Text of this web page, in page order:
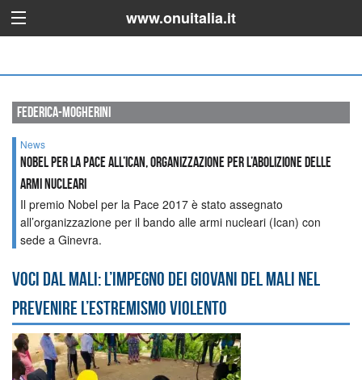
www.onuitalia.it
federica-mogherini
News
Nobel per la Pace all’ICAN, organizzazione per l’abolizione delle
armi nucleari
Il premio Nobel per la Pace 2017 è stato assegnato
all’organizzazione per il bando alle armi nucleari (Ican) con
sede a Ginevra.
Voci dal Mali: l’impegno dei giovani del Mali nel
prevenire l’estremismo violento